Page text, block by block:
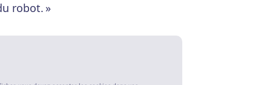
robot. »